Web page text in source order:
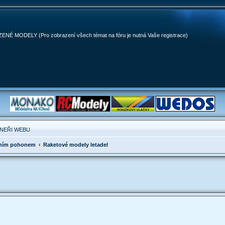
MODELY (Pro zobrazení všech témat na fóru je nutná Vaše registrace)
WEBU
pohonem Raketové modely letadel